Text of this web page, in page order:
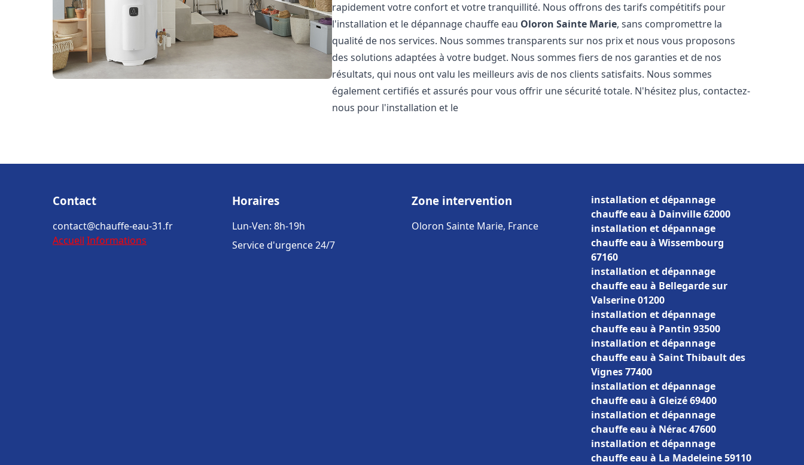
rapidement votre confort et votre tranquillité. Nous offrons des tarifs compétitifs pour
l'installation et le dépannage chauffe eau Oloron Sainte Marie, sans compromettre la
qualité de nos services. Nous sommes transparents sur nos prix et nous vous proposons
des solutions adaptées à votre budget. Nous sommes fiers de nos garanties et de nos
résultats, qui nous ont valu les meilleurs avis de nos clients satisfaits. Nous sommes
également certifiés et assurés pour vous offrir une sécurité totale. N'hésitez plus, contactez-
nous pour l'installation et le
Contact
contact@chauffe-eau-31.fr
Accueil Informations
Horaires
Lun-Ven: 8h-19h
Service d'urgence 24/7
Zone intervention
Oloron Sainte Marie, France
installation et dépannage
chauffe eau à Dainville 62000
installation et dépannage
chauffe eau à Wissembourg
67160
installation et dépannage
chauffe eau à Bellegarde sur
Valserine 01200
installation et dépannage
chauffe eau à Pantin 93500
installation et dépannage
chauffe eau à Saint Thibault des
Vignes 77400
installation et dépannage
chauffe eau à Gleizé 69400
installation et dépannage
chauffe eau à Nérac 47600
installation et dépannage
chauffe eau à La Madeleine 59110